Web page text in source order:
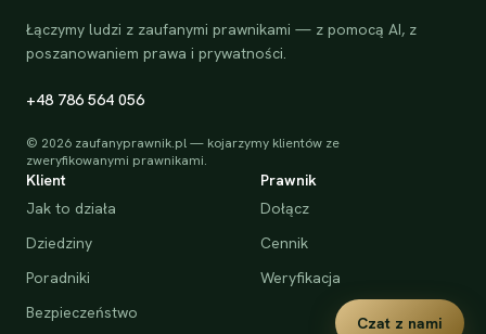
Łączymy ludzi z zaufanymi prawnikami — z pomocą AI, z
poszanowaniem prawa i prywatności.
+48 786 564 056
© 2026 zaufanyprawnik.pl — kojarzymy klientów ze
zweryfikowanymi prawnikami.
Klient
Jak to działa
Dziedziny
Poradniki
Bezpieczeństwo
Prawnik
Dołącz
Cennik
Weryfikacja
Czat z nami